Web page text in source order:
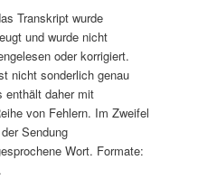
Transkript wurde
und wurde nicht
oder korrigiert.
nicht sonderlich genau
enthält daher mit
von Fehlern. Im Zweifel
Sendung
Wort. Formate: